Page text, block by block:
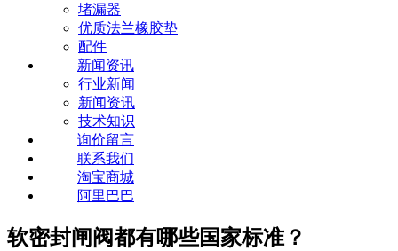
堵漏器
优质法兰橡胶垫
配件
新闻资讯
行业新闻
新闻资讯
技术知识
询价留言
联系我们
淘宝商城
阿里巴巴
软密封闸阀都有哪些国家标准？